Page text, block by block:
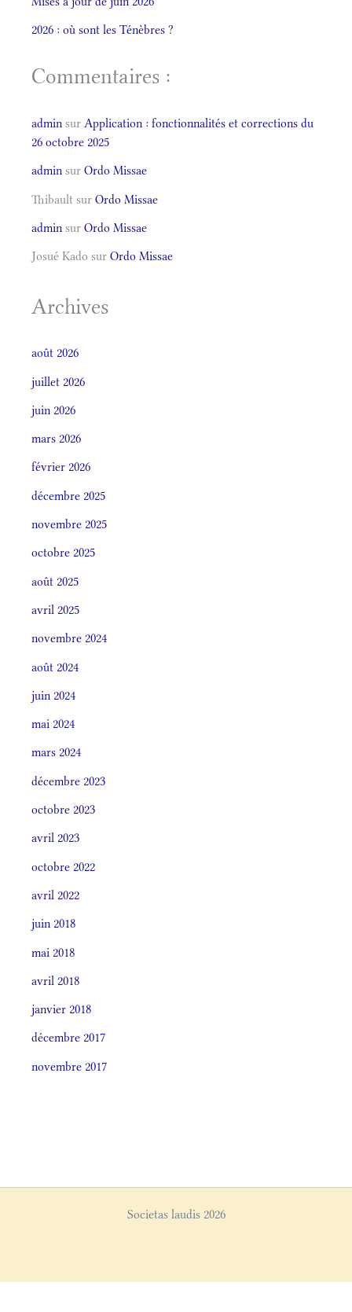
2026 : où sont les Ténèbres ?
Commentaires :
admin sur Application : fonctionnalités et corrections du
26 octobre 2025
admin sur Ordo Missae
Thibault sur Ordo Missae
admin sur Ordo Missae
Josué Kado sur Ordo Missae
Archives
août 2026
juillet 2026
juin 2026
mars 2026
février 2026
décembre 2025
novembre 2025
octobre 2025
août 2025
avril 2025
novembre 2024
août 2024
juin 2024
mai 2024
mars 2024
décembre 2023
octobre 2023
avril 2023
octobre 2022
avril 2022
juin 2018
mai 2018
avril 2018
janvier 2018
décembre 2017
novembre 2017
Societas laudis 2026